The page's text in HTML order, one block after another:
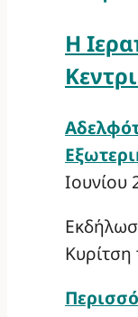
Η
Ιουνίου
Κυρίτση